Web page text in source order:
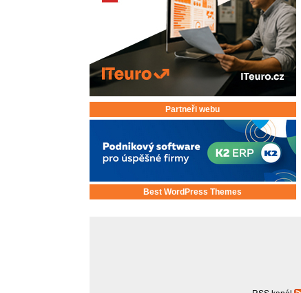
Partneři webu
Best WordPress Themes